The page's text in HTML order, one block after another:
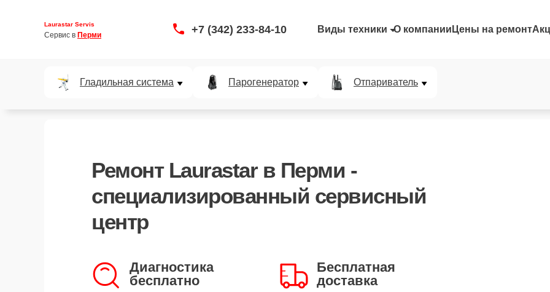
Laurastar Servis
Сервис в Перми +7 (342) 233-84-10 Виды техники О компании Цены на ремонт
Гладильная система Парогенератор Отпариватель
Ремонт Laurastar в Перми -
специализированный сервисный
центр
Диагностика
бесплатно
Бесплатная
доставка